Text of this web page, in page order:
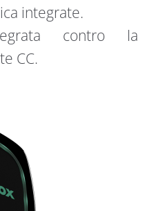
integrate.
contro la
CC.